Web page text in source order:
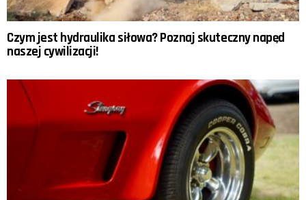
Czym jest hydraulika siłowa? Poznaj skuteczny napęd
naszej cywilizacji!